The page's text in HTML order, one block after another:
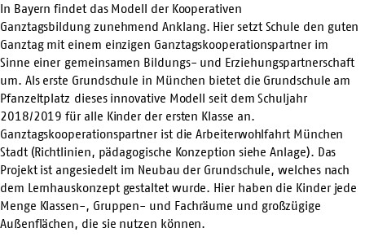
In Bayern findet das Modell der Kooperativen
Ganztagsbildungzunehmend Anklang. Hier setzt Schule den guten
Ganztag mit einem einzigen Ganztagskooperationspartner im
Sinne einer gemeinsamen Bildungs- und Erziehungspartnerschaft
um. Als erste Grundschule in München bietet die Grundschule am
Pfanzeltplatz dieses innovative Modell seit dem Schuljahr
2018/2019 für alle Kinder der ersten Klasse an.
Ganztagskooperationspartner ist die Arbeiterwohlfahrt München
Stadt (Richtlinien, pädagogische Konzeption siehe Anlage). Das
Projekt ist angesiedelt im Neubau der Grundschule, welches nach
dem Lernhauskonzept gestaltet wurde. Hier haben die Kinder jede
Menge Klassen-, Gruppen- und Fachräume und großzügige
Außenflächen, die sie nutzen können.